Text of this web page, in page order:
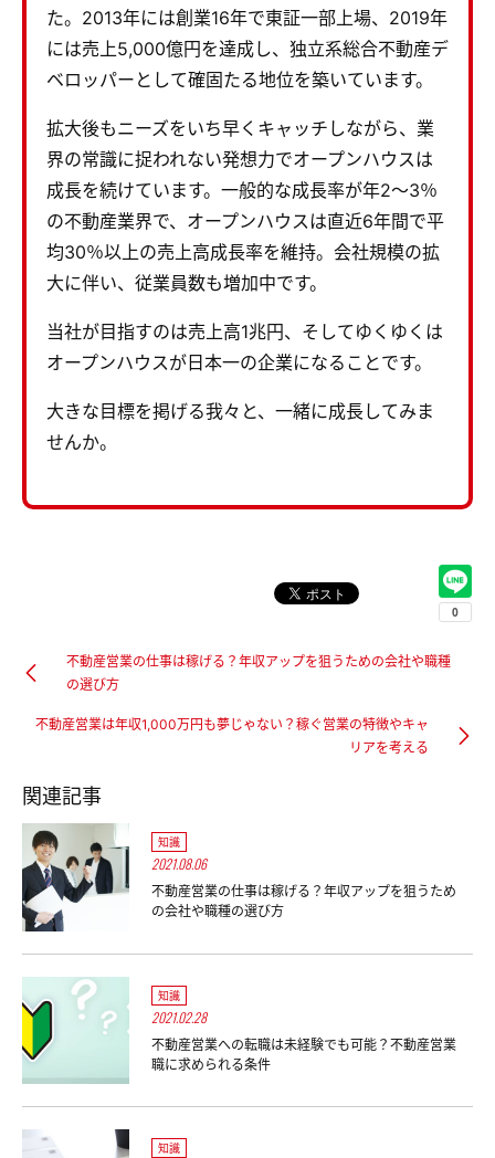
た。2013年には創業16年で東証一部上場、2019年
には売上5,000億円を達成し、独立系総合不動産デ
ベロッパーとして確固たる地位を築いています。
拡大後もニーズをいち早くキャッチしながら、業
界の常識に捉われない発想力でオープンハウスは
成長を続けています。一般的な成長率が年2～3％
の不動産業界で、オープンハウスは直近6年間で平
均30％以上の売上高成長率を維持。会社規模の拡
大に伴い、従業員数も増加中です。
当社が目指すのは売上高1兆円、そしてゆくゆくは
オープンハウスが日本一の企業になることです。
大きな目標を掲げる我々と、一緒に成長してみま
せんか。
不動産営業の仕事は稼げる？年収アップを狙うための会社や職種
の選び方
不動産営業は年収1,000万円も夢じゃない？稼ぐ営業の特徴やキャ
リアを考える
関連記事
知識
2021.08.06
不動産営業の仕事は稼げる？年収アップを狙うため
の会社や職種の選び方
知識
2021.02.28
不動産営業への転職は未経験でも可能？不動産営業
職に求められる条件
知識